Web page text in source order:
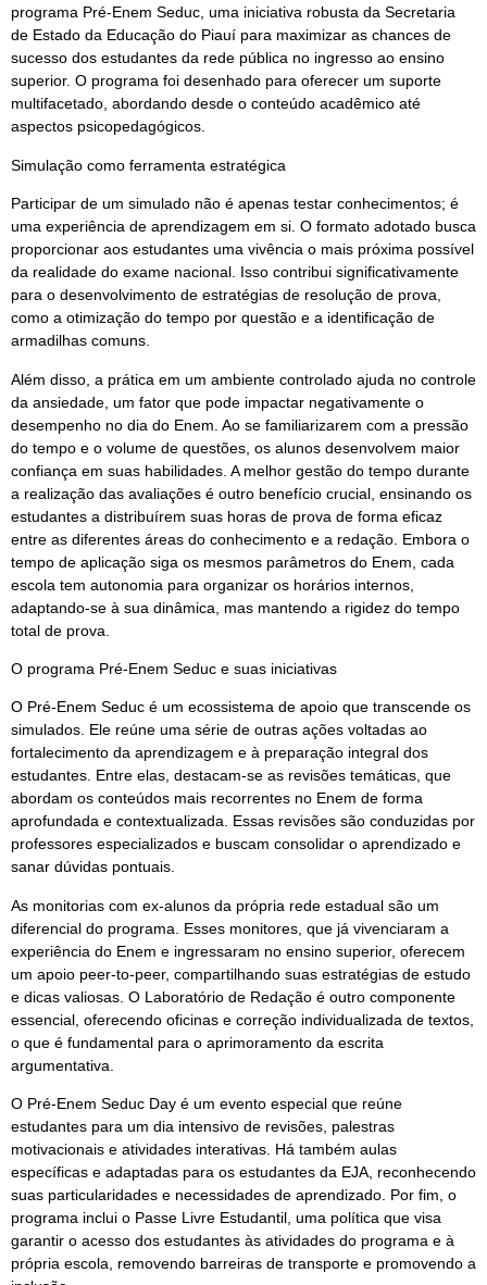
programa Pré-Enem Seduc, uma iniciativa robusta da Secretaria
de Estado da Educação do Piauí para maximizar as chances de
sucesso dos estudantes da rede pública no ingresso ao ensino
superior. O programa foi desenhado para oferecer um suporte
multifacetado, abordando desde o conteúdo acadêmico até
aspectos psicopedagógicos.
Simulação como ferramenta estratégica
Participar de um simulado não é apenas testar conhecimentos; é
uma experiência de aprendizagem em si. O formato adotado busca
proporcionar aos estudantes uma vivência o mais próxima possível
da realidade do exame nacional. Isso contribui significativamente
para o desenvolvimento de estratégias de resolução de prova,
como a otimização do tempo por questão e a identificação de
armadilhas comuns.
Além disso, a prática em um ambiente controlado ajuda no controle
da ansiedade, um fator que pode impactar negativamente o
desempenho no dia do Enem. Ao se familiarizarem com a pressão
do tempo e o volume de questões, os alunos desenvolvem maior
confiança em suas habilidades. A melhor gestão do tempo durante
a realização das avaliações é outro benefício crucial, ensinando os
estudantes a distribuírem suas horas de prova de forma eficaz
entre as diferentes áreas do conhecimento e a redação. Embora o
tempo de aplicação siga os mesmos parâmetros do Enem, cada
escola tem autonomia para organizar os horários internos,
adaptando-se à sua dinâmica, mas mantendo a rigidez do tempo
total de prova.
O programa Pré-Enem Seduc e suas iniciativas
O Pré-Enem Seduc é um ecossistema de apoio que transcende os
simulados. Ele reúne uma série de outras ações voltadas ao
fortalecimento da aprendizagem e à preparação integral dos
estudantes. Entre elas, destacam-se as revisões temáticas, que
abordam os conteúdos mais recorrentes no Enem de forma
aprofundada e contextualizada. Essas revisões são conduzidas por
professores especializados e buscam consolidar o aprendizado e
sanar dúvidas pontuais.
As monitorias com ex-alunos da própria rede estadual são um
diferencial do programa. Esses monitores, que já vivenciaram a
experiência do Enem e ingressaram no ensino superior, oferecem
um apoio peer-to-peer, compartilhando suas estratégias de estudo
e dicas valiosas. O Laboratório de Redação é outro componente
essencial, oferecendo oficinas e correção individualizada de textos,
o que é fundamental para o aprimoramento da escrita
argumentativa.
O Pré-Enem Seduc Day é um evento especial que reúne
estudantes para um dia intensivo de revisões, palestras
motivacionais e atividades interativas. Há também aulas
específicas e adaptadas para os estudantes da EJA, reconhecendo
suas particularidades e necessidades de aprendizado. Por fim, o
programa inclui o Passe Livre Estudantil, uma política que visa
garantir o acesso dos estudantes às atividades do programa e à
própria escola, removendo barreiras de transporte e promovendo a